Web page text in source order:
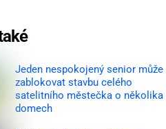
Jeden nespokojený senior může
zablokovat stavbu celého
satelitního městečka o několika
domech